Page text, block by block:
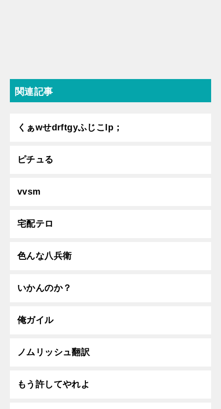
関連記事
くぁwせdrftgyふじこlp；
ピチュる
vvsm
宅配テロ
色んな八兵衛
いかんのか？
俺ガイル
ノムリッシュ翻訳
もう許してやれよ